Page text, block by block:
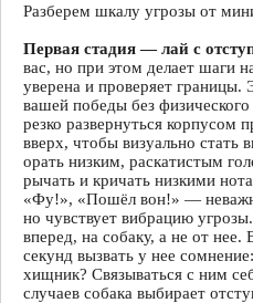
Разберем шкалу угрозы от
Первая стадия — лай с
вас, но при этом делает шаги
уверена и проверяет
вашей победы без
резко развернуться корпусом
вверх, чтобы визуально
орать низким, раскатистым
рычать и кричать низкими
«Фу!», «Пошёл вон!» —
но чувствует вибрацию
вперед, на собаку, а не от нее.
секунд вызвать у нее
хищник? Связываться с ним
случаев собака выбирает